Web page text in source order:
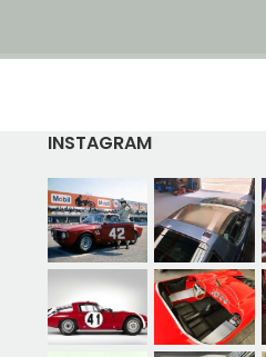
INSTAGRAM